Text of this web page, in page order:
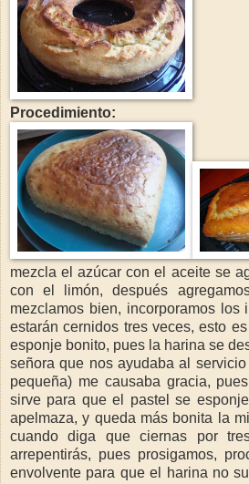
Procedimiento:
mezcla el azúcar con el aceite se
con el limón, después
mezclamos bien, incorporamos los
estarán cernidos tres veces, esto
esponje bonito, pues la harina se
señora que nos ayudaba al
pequeña) me causaba gracia,
sirve para que el pastel se
apelmaza, y queda más bonita la
cuando diga que ciernas por
arrepentirás, pues prosigamos,
envolvente para que el harina no